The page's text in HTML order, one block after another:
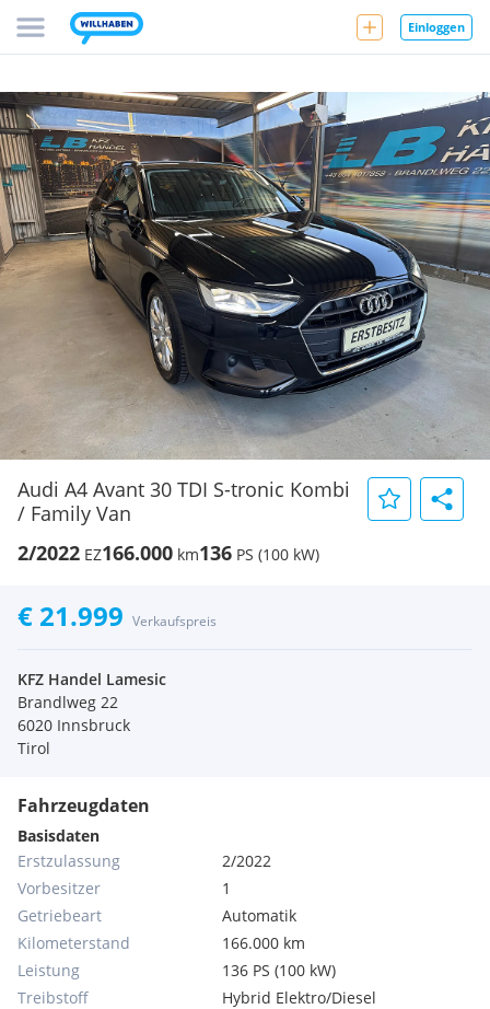
Einloggen
Audi A4 Avant 30 TDI S-tronic Kombi
/ Family Van
2/2022 EZ166.000 km136 PS (100 kW)
€ 21.999 Verkaufspreis
KFZ Handel Lamesic
Brandlweg 22
6020 Innsbruck
Tirol
Fahrzeugdaten
Basisdaten
Erstzulassung
2/2022
Vorbesitzer
1
Getriebeart
Automatik
Kilometerstand
166.000 km
Leistung
136 PS (100 kW)
Treibstoff
Hybrid Elektro/Diesel